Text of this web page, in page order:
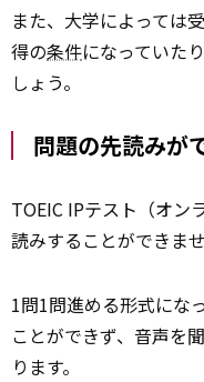
また、大学によっては
得の条件になっていた
しょう。
問題の先読みが
TOEIC IPテスト（オン
読みすることができませ
1問1問進める形式にな
ことができず、音声を
ります。